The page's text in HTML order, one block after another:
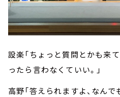
設楽「ちょっと質問とかも来
ったら言わなくていい。」
高野「答えられますよ、なん